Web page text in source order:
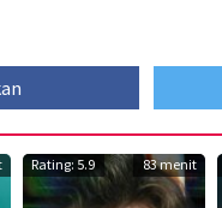
Rating: 5.9 83 menit